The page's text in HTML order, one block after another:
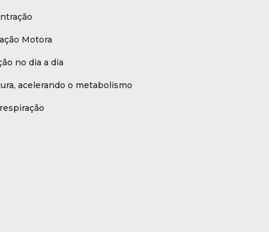
Motora
no dia a dia
acelerando o metabolismo